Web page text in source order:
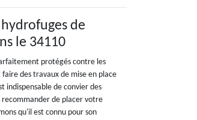
de
le 34110
protégés contre les
des travaux de mise en place
indispensable de convier des
recommander de placer votre
qu'il est connu pour son